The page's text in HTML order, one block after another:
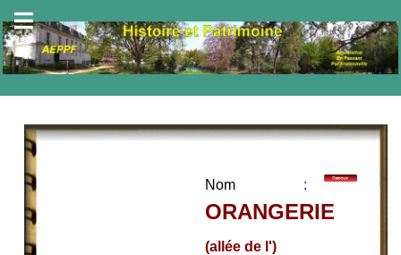
Nom :
ORANGERIE
(allée de l')